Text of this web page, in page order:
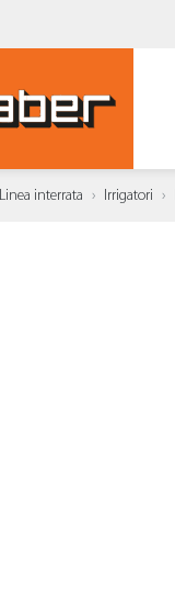
Linea interrata Irrigatori